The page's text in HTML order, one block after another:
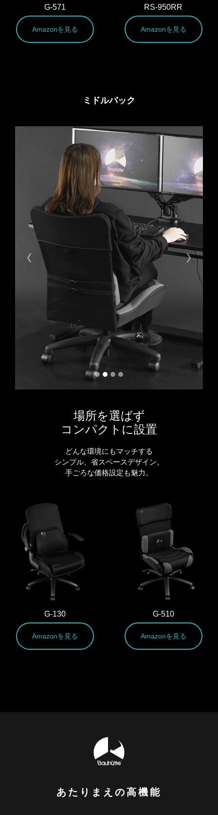
G-571
Amazonを見る
RS-950RR
Amazonを見る
ミドルバック
Previous Next
場所を選ばず
コンパクトに設置
どんな環境にもマッチする
シンプル、省スペースデザイン。
手ごろな価格設定も魅力。
G-130
Amazonを見る
G-510
Amazonを見る
あたりまえの高機能